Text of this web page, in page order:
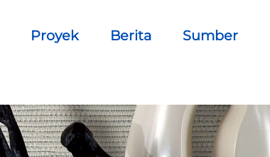
Proyek Berita Sumber